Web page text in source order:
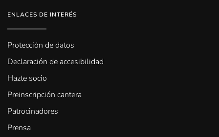
ENLACES DE INTERÉS
Protección de datos
Declaración de accesibilidad
Hazte socio
Preinscripción cantera
Patrocinadores
Prensa